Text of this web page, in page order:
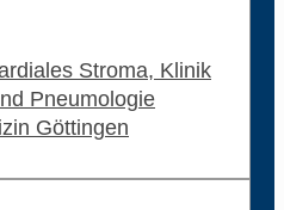
Stroma, Klinik
Pneumologie
Göttingen